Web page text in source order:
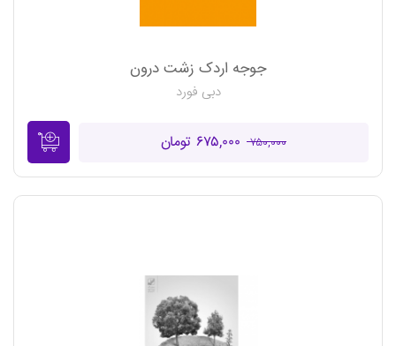
جوجه اردک زشت درون
دبی فورد
۷۵۰,۰۰۰ ۶۷۵,۰۰۰ تومان